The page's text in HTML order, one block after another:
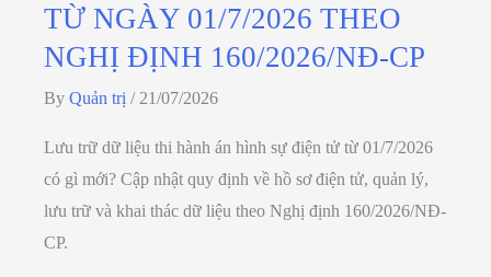
TỪ NGÀY 01/7/2026 THEO
NGHỊ ĐỊNH 160/2026/NĐ-CP
By Quản trị / 21/07/2026
Lưu trữ dữ liệu thi hành án hình sự điện tử từ 01/7/2026
có gì mới? Cập nhật quy định về hồ sơ điện tử, quản lý,
lưu trữ và khai thác dữ liệu theo Nghị định 160/2026/NĐ-
CP.